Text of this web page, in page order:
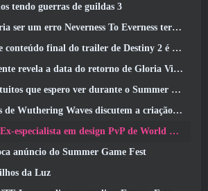
tendo guerras de guildas 3
To Everness ter o evento Porsche Collab Gacha tão cedo, Mas eu estava errado
final do trailer de Destiny 2 é um grito de guerra
do retorno de Gloria Victis, Será que sobreviverá na segunda vez?
que espero ver durante o Summer Game Fest
Waves discutem a criação da sequência de batalha Lahai-Roi Mech
PvP de World Of Warcraft, Junta-se à equipe MMO de League Of Legends
anúncio do Summer Game Fest
da Luz